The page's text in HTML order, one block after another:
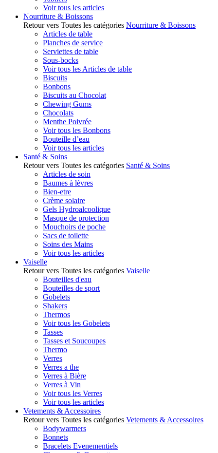
Voir tous les articles
Nourriture & Boissons
Retour vers Toutes les catégories Nourriture & Boissons
Articles de table
Planches de service
Serviettes de table
Sous-bocks
Voir tous les Articles de table
Biscuits
Bonbons
Biscuits au Chocolat
Chewing Gums
Chocolats
Menthe Poivrée
Voir tous les Bonbons
Bouteille d’eau
Voir tous les articles
Santé & Soins
Retour vers Toutes les catégories Santé & Soins
Articles de soin
Baumes à lèvres
Bien-etre
Crème solaire
Gels Hydroalcoolique
Masque de protection
Mouchoirs de poche
Sacs de toilette
Soins des Mains
Voir tous les articles
Vaiselle
Retour vers Toutes les catégories Vaiselle
Bouteilles d'eau
Bouteilles de sport
Gobelets
Shakers
Thermos
Voir tous les Gobelets
Tasses
Tasses et Soucoupes
Thermo
Verres
Verres a the
Verres à Bière
Verres à Vin
Voir tous les Verres
Voir tous les articles
Vetements & Accessoires
Retour vers Toutes les catégories Vetements & Accessoires
Bodywarmers
Bonnets
Bracelets Evenementiels